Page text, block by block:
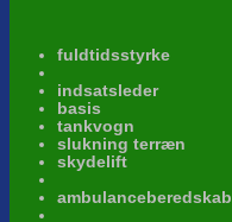
fuldtidsstyrke
indsatsleder
basis
tankvogn
slukning terræn
skydelift
ambulanceberedskab